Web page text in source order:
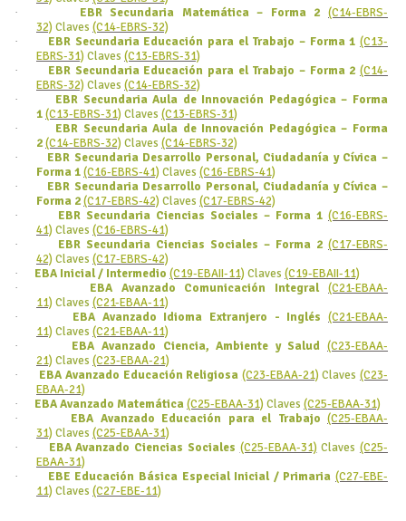
· EBR Secundaria Matemática – Forma 2 (C14-EBRS-
32) Claves (C14-EBRS-32)
· EBR Secundaria Educación para el Trabajo – Forma 1 (C13-
EBRS-31) Claves (C13-EBRS-31)
· EBR Secundaria Educación para el Trabajo – Forma 2 (C14-
EBRS-32) Claves (C14-EBRS-32)
·
EBR Secundaria Aula de Innovación Pedagógica – Forma
1(C13-EBRS-31) Claves (C13-EBRS-31)
·
EBR Secundaria Aula de Innovación Pedagógica – Forma
2(C14-EBRS-32) Claves (C14-EBRS-32)
·
EBR Secundaria Desarrollo Personal, Ciudadanía y Cívica –
Forma 1(C16-EBRS-41) Claves (C16-EBRS-41)
·
EBR Secundaria Desarrollo Personal, Ciudadanía y Cívica –
Forma 2(C17-EBRS-42) Claves (C17-EBRS-42)
· EBR Secundaria Ciencias Sociales – Forma 1 (C16-EBRS-
41) Claves (C16-EBRS-41)
· EBR Secundaria Ciencias Sociales – Forma 2 (C17-EBRS-
42) Claves (C17-EBRS-42)
· EBA Inicial / Intermedio (C19-EBAII-11) Claves (C19-EBAII-11)
· EBA Avanzado Comunicación Integral
(C21-EBAA-
11) Claves (C21-EBAA-11)
· EBA Avanzado Idioma Extranjero - Inglés (C21-EBAA-
11) Claves (C21-EBAA-11)
· EBA Avanzado Ciencia, Ambiente y Salud (C23-EBAA-
21) Claves (C23-EBAA-21)
· EBA Avanzado Educación Religiosa (C23-EBAA-21) Claves(C23-
EBAA-21)
· EBA Avanzado Matemática(C25-EBAA-31) Claves (C25-EBAA-31)
· EBA Avanzado Educación para el Trabajo (C25-EBAA-
31) Claves (C25-EBAA-31)
· EBA Avanzado Ciencias Sociales (C25-EBAA-31) Claves(C25-
EBAA-31)
· EBE Educación Básica Especial Inicial / Primaria (C27-EBE-
11) Claves (C27-EBE-11)